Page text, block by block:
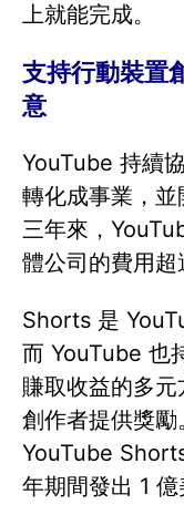
上就能完成。
支持行動裝置
意
YouTube 持續
轉化成事業，
三年來，
體公司的費用超
Shorts 是
而 YouTube 也
賺取收益的多
創作者提供獎
YouTube
年期間發出 1 億